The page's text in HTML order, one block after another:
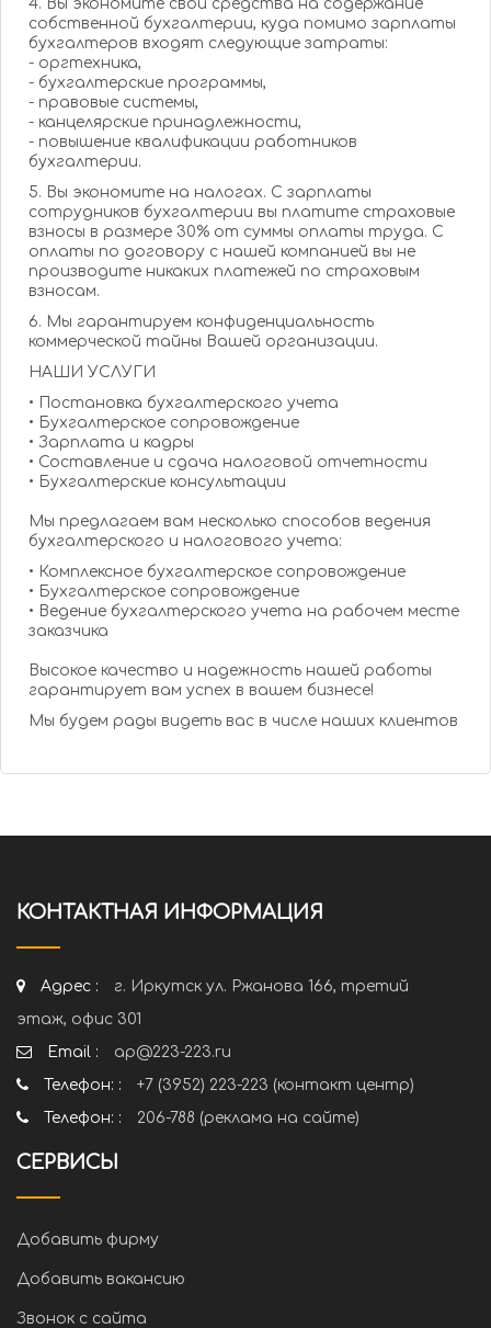
4. Вы экономите свои средства на содержание
собственной бухгалтерии, куда помимо зарплаты
бухгалтеров входят следующие затраты:
- оргтехника,
- бухгалтерские программы,
- правовые системы,
- канцелярские принадлежности,
- повышение квалификации работников
бухгалтерии.
5. Вы экономите на налогах. С зарплаты
сотрудников бухгалтерии вы платите страховые
взносы в размере 30% от суммы оплаты труда. С
оплаты по договору с нашей компанией вы не
производите никаких платежей по страховым
взносам.
6. Мы гарантируем конфиденциальность
коммерческой тайны Вашей организации.
НАШИ УСЛУГИ
• Постановка бухгалтерского учета
• Бухгалтерское сопровождение
• Зарплата и кадры
• Составление и сдача налоговой отчетности
• Бухгалтерские консультации
Мы предлагаем вам несколько способов ведения
бухгалтерского и налогового учета:
• Комплексное бухгалтерское сопровождение
• Бухгалтерское сопровождение
• Ведение бухгалтерского учета на рабочем месте
заказчика
Высокое качество и надежность нашей работы
гарантирует вам успех в вашем бизнесе!
Мы будем рады видеть вас в числе наших клиентов
КОНТАКТНАЯ ИНФОРМАЦИЯ
Адрес :
г. Иркутск ул. Ржанова 166, третий
этаж, офис 301
Email :
ap@223-223.ru
Телефон: :
+7 (3952) 223-223 (контакт центр)
Телефон: :
206-788 (реклама на сайте)
СЕРВИСЫ
Добавить фирму
Добавить вакансию
Звонок с сайта